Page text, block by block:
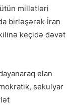
millətləri
birləşərək İran
keçidə dəvət
elan
sekulyar